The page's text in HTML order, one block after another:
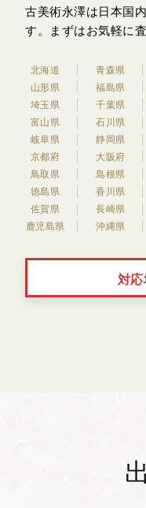
古美術永澤は日本国
す。
まずはお気軽に
北海道 青森県
山形県
福島県
埼玉県
千葉県
富山県
石川県
岐阜県
静岡県
京都府
大阪府
鳥取県
島根県
徳島県
香川県
佐賀県
長崎県
鹿児島県
沖縄県
対応